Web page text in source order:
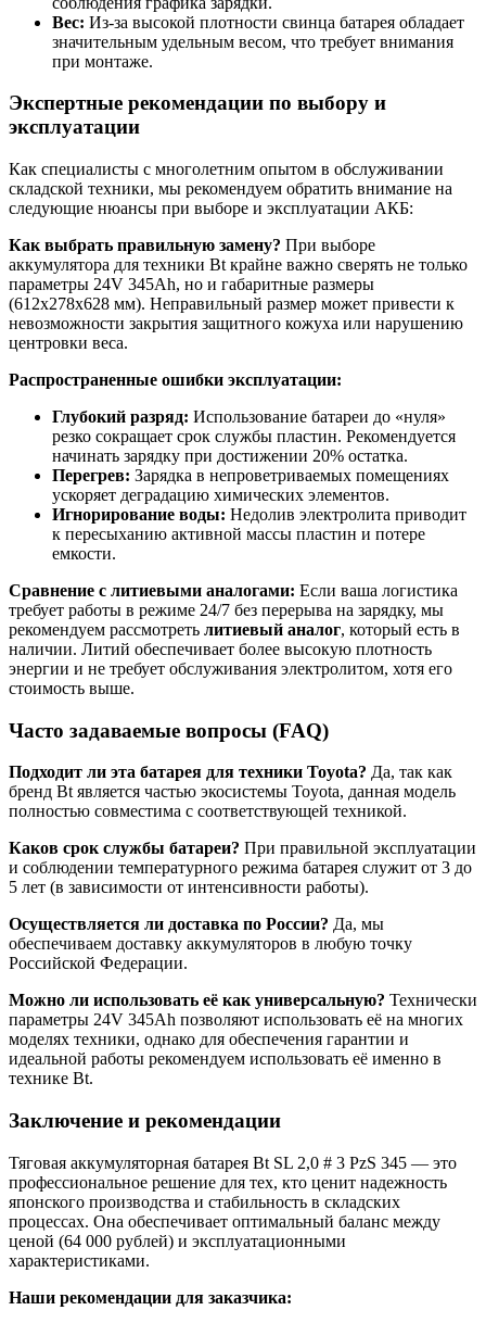
Вес: Из-за высокой плотности свинца батарея обладает
значительным удельным весом, что требует внимания
при монтаже.
Экспертные рекомендации по выбору и
эксплуатации
Как специалисты с многолетним опытом в обслуживании
складской техники, мы рекомендуем обратить внимание на
следующие нюансы при выборе и эксплуатации АКБ:
Как выбрать правильную замену? При выборе
аккумулятора для техники Bt крайне важно сверять не только
параметры 24V 345Ah, но и габаритные размеры
(612x278x628 мм). Неправильный размер может привести к
невозможности закрытия защитного кожуха или нарушению
центровки веса.
Распространенные ошибки эксплуатации:
Глубокий разряд: Использование батареи до «нуля»
резко сокращает срок службы пластин. Рекомендуется
начинать зарядку при достижении 20% остатка.
Перегрев: Зарядка в непроветриваемых помещениях
ускоряет деградацию химических элементов.
Игнорирование воды: Недолив электролита приводит
к пересыханию активной массы пластин и потере
емкости.
Сравнение с литиевыми аналогами: Если ваша логистика
требует работы в режиме 24/7 без перерыва на зарядку, мы
рекомендуем рассмотреть литиевый аналог, который есть в
наличии. Литий обеспечивает более высокую плотность
энергии и не требует обслуживания электролитом, хотя его
стоимость выше.
Часто задаваемые вопросы (FAQ)
Подходит ли эта батарея для техники Toyota? Да, так как
бренд Bt является частью экосистемы Toyota, данная модель
полностью совместима с соответствующей техникой.
Каков срок службы батареи? При правильной эксплуатации
и соблюдении температурного режима батарея служит от 3 до
5 лет (в зависимости от интенсивности работы).
Осуществляется ли доставка по России? Да, мы
обеспечиваем доставку аккумуляторов в любую точку
Российской Федерации.
Можно ли использовать её как универсальную? Технически
параметры 24V 345Ah позволяют использовать её на многих
моделях техники, однако для обеспечения гарантии и
идеальной работы рекомендуем использовать её именно в
технике Bt.
Заключение и рекомендации
Тяговая аккумуляторная батарея Bt SL 2,0 # 3 PzS 345 — это
профессиональное решение для тех, кто ценит надежность
японского производства и стабильность в складских
процессах. Она обеспечивает оптимальный баланс между
ценой (64 000 рублей) и эксплуатационными
характеристиками.
Наши рекомендации для заказчика: